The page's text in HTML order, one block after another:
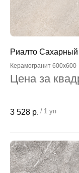
Риалто
Керамогранит 600x600
Цена за
3 528 р. / 1 уп